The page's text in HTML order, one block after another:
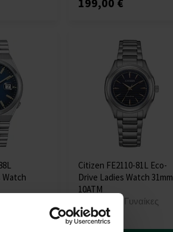
Citizen FE2110-81L Eco-
Drive Ladies Watch 31mm
10ATM
ΡΟΛΟΓΙΑ - Γυναίκες
Η